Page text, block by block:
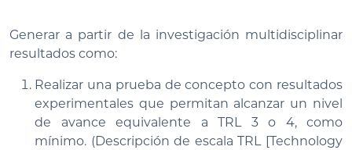
Generar a partir de la investigación multidisciplinar
resultados como:
Realizar una prueba de concepto con resultados
experimentales que permitan alcanzar un nivel
de avance equivalente a TRL 3 o 4, como
mínimo. (Descripción de escala TRL [Technology